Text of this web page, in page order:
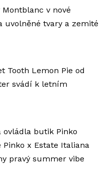
v nové
uvolněné tvary a zemité
Tooth Lemon Pie od
svádí k letním
butik Pinko
Pinko x Estate Italiana
pravý summer vibe